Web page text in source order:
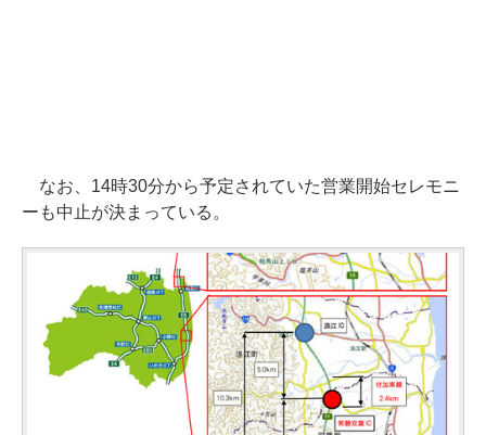
なお、14時30分から予定されていた営業開始セレモニ
ーも中止が決まっている。